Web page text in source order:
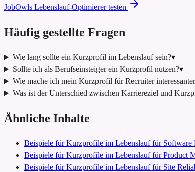
JobOwls Lebenslauf-Optimierer testen
Häufig gestellte Fragen
Wie lang sollte ein Kurzprofil im Lebenslauf sein?▾
Sollte ich als Berufseinsteiger ein Kurzprofil nutzen?▾
Wie mache ich mein Kurzprofil für Recruiter
Was ist der Unterschied zwischen Karriereziel und
Ähnliche Inhalte
Beispiele für Kurzprofile im Lebenslauf für Software
Beispiele für Kurzprofile im Lebenslauf für Product
Beispiele für Kurzprofile im Lebenslauf für Site